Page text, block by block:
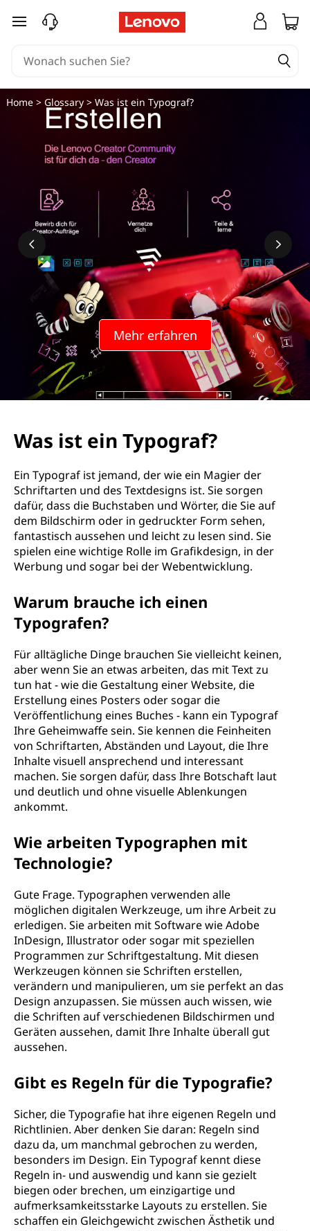
zum Hauptinhalt springen
Mehr erfahren
Home> Glossary> Was ist ein Typograf?
Was ist ein Typograf?
Ein Typograf ist jemand, der wie ein Magier der
Schriftarten und des Textdesigns ist. Sie sorgen
dafür, dass die Buchstaben und Wörter, die Sie auf
dem Bildschirm oder in gedruckter Form sehen,
fantastisch aussehen und leicht zu lesen sind. Sie
spielen eine wichtige Rolle im Grafikdesign, in der
Werbung und sogar bei der Webentwicklung.
Warum brauche ich einen
Typografen?
Für alltägliche Dinge brauchen Sie vielleicht keinen,
aber wenn Sie an etwas arbeiten, das mit Text zu
tun hat - wie die Gestaltung einer Website, die
Erstellung eines Posters oder sogar die
Veröffentlichung eines Buches - kann ein Typograf
Ihre Geheimwaffe sein. Sie kennen die Feinheiten
von Schriftarten, Abständen und Layout, die Ihre
Inhalte visuell ansprechend und interessant
machen. Sie sorgen dafür, dass Ihre Botschaft laut
und deutlich und ohne visuelle Ablenkungen
ankommt.
Wie arbeiten Typographen mit
Technologie?
Gute Frage. Typographen verwenden alle
möglichen digitalen Werkzeuge, um ihre Arbeit zu
erledigen. Sie arbeiten mit Software wie Adobe
InDesign, Illustrator oder sogar mit speziellen
Programmen zur Schriftgestaltung. Mit diesen
Werkzeugen können sie Schriften erstellen,
verändern und manipulieren, um sie perfekt an das
Design anzupassen. Sie müssen auch wissen, wie
die Schriften auf verschiedenen Bildschirmen und
Geräten aussehen, damit Ihre Inhalte überall gut
aussehen.
Gibt es Regeln für die Typografie?
Sicher, die Typografie hat ihre eigenen Regeln und
Richtlinien. Aber denken Sie daran: Regeln sind
dazu da, um manchmal gebrochen zu werden,
besonders im Design. Ein Typograf kennt diese
Regeln in- und auswendig und kann sie gezielt
biegen oder brechen, um einzigartige und
aufmerksamkeitsstarke Layouts zu erstellen. Sie
schaffen ein Gleichgewicht zwischen Ästhetik und